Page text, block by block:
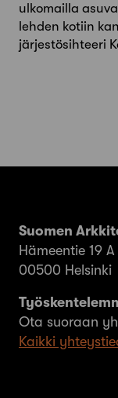
ulkomailla
lehden kotiin
järjestösihteeri
Suomen
Hämeentie 19 A
00500 Helsinki
Ota suoraan
Kaikki